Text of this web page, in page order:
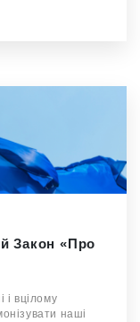
Закон «Про
і вцілому
наші